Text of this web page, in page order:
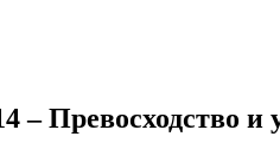
Превосходство и